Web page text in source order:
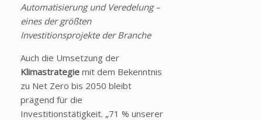
Automatisierung und Veredelung –
eines der größten
Investitionsprojekte der Branche
Auch die Umsetzung der
Klimastrategie mit dem Bekenntnis
zu Net Zero bis 2050 bleibt
prägend für die
Investitionstätigkeit. „71 % unserer